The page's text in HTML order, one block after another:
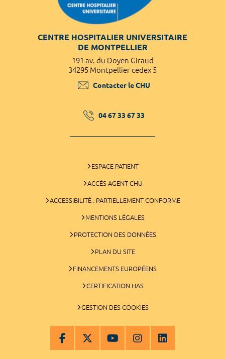
CENTRE HOSPITALIER UNIVERSITAIRE
DE MONTPELLIER
191 av. du Doyen Giraud
34295 Montpellier cedex 5
Contacter le CHU
04 67 33 67 33
ESPACE PATIENT
ACCÈS AGENT CHU
ACCESSIBILITÉ : PARTIELLEMENT CONFORME
MENTIONS LÉGALES
PROTECTION DES DONNÉES
PLAN DU SITE
FINANCEMENTS EUROPÉENS
CERTIFICATION HAS
GESTION DES COOKIES